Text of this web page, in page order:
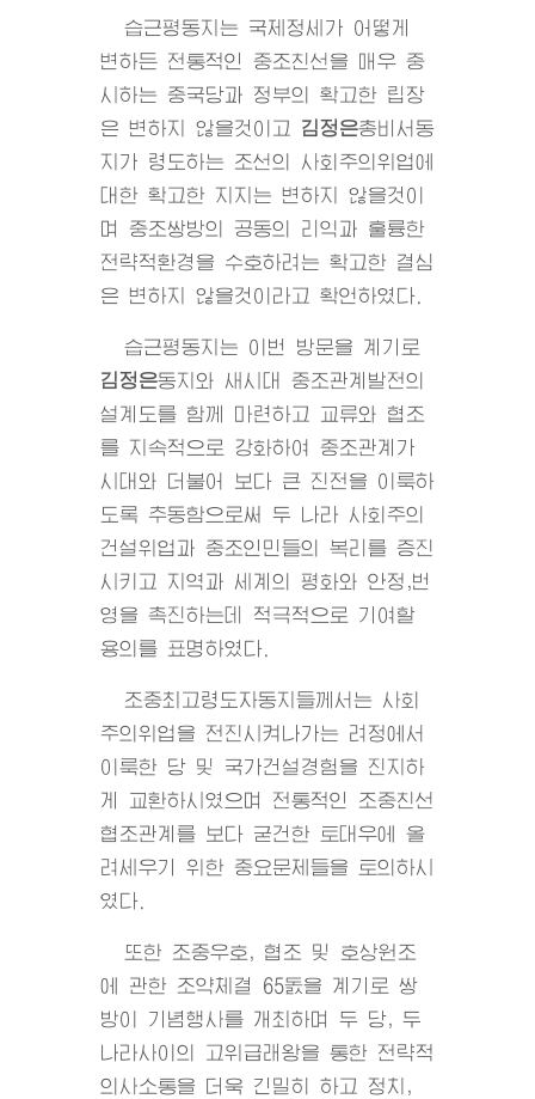
습근평동지는 국제정세가 어떻게
변하든 전통적인 중조친선을 매우 중
시하는 중국당과 정부의 확고한 립장
은 변하지 않을것이고 김정은총비서동
지가 령도하는 조선의 사회주의위업에
대한 확고한 지지는 변하지 않을것이
며 중조쌍방의 공동의 리익과 훌륭한
전략적환경을 수호하려는 확고한 결심
은 변하지 않을것이라고 확언하였다.
습근평동지는 이번 방문을 계기로
김정은동지 와 새시대 중조관계발전의
설계도를 함께 마련하고 교류와 협조
를 지속적으로 강화하여 중조관계가
시대와 더불어 보다 큰 진전을 이룩하
도록 추동함으로써 두 나라 사회주의
건설위업과 중조인민들의 복리를 증진
시키고 지역과 세계의 평화와 안정,번
영을 촉진하는데 적극적으로 기여할
용의를 표명하였다.
조중최고령도자동지들께서는 사회
주의위업을 전진시켜나가는 려정에서
이룩한 당 및 국가건설경험을 진지하
게 교환하시였으며 전통적인 조중친선
협조관계를 보다 굳건한 토대우에 올
려세우기 위한 중요문제들을 토의하시
였다.
또한 조중우호, 협조 및 호상원조
에 관한 조약체결 65돐을 계기로 쌍
방이 기념행사를 개최하며 두 당, 두
나라사이의 고위급래왕을 통한 전략적
의사소통을 더욱 긴밀히 하고 정치,